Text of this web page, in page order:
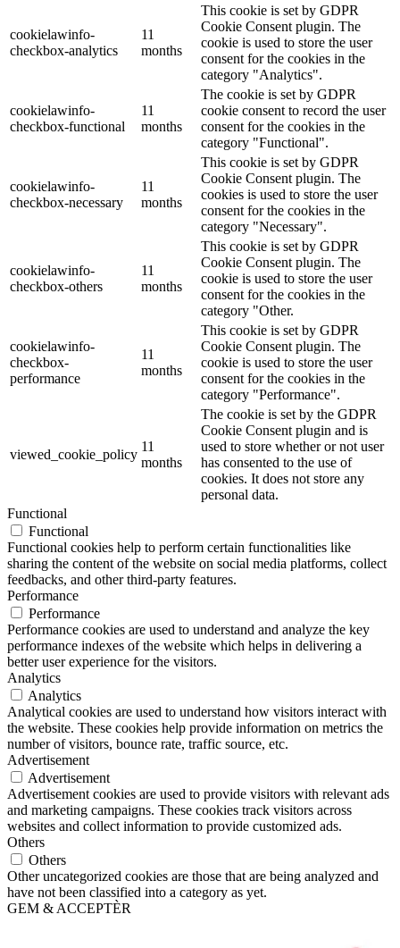
cookielawinfo-
checkbox-analytics
11
months
This cookie is set by GDPR
Cookie Consent plugin. The
cookie is used to store the user
consent for the cookies in the
category "Analytics".
cookielawinfo-
checkbox-functional
11
months
The cookie is set by GDPR
cookie consent to record the user
consent for the cookies in the
category "Functional".
cookielawinfo-
checkbox-necessary
11
months
This cookie is set by GDPR
Cookie Consent plugin. The
cookies is used to store the user
consent for the cookies in the
category "Necessary".
cookielawinfo-
checkbox-others
11
months
This cookie is set by GDPR
Cookie Consent plugin. The
cookie is used to store the user
consent for the cookies in the
category "Other.
cookielawinfo-
checkbox-
performance
11
months
This cookie is set by GDPR
Cookie Consent plugin. The
cookie is used to store the user
consent for the cookies in the
category "Performance".
viewed_cookie_policy
11
months
The cookie is set by the GDPR
Cookie Consent plugin and is
used to store whether or not user
has consented to the use of
cookies. It does not store any
personal data.
Functional
Functional
Functional cookies help to perform certain functionalities like
sharing the content of the website on social media platforms, collect
feedbacks, and other third-party features.
Performance
Performance
Performance cookies are used to understand and analyze the key
performance indexes of the website which helps in delivering a
better user experience for the visitors.
Analytics
Analytics
Analytical cookies are used to understand how visitors interact with
the website. These cookies help provide information on metrics the
number of visitors, bounce rate, traffic source, etc.
Advertisement
Advertisement
Advertisement cookies are used to provide visitors with relevant ads
and marketing campaigns. These cookies track visitors across
websites and collect information to provide customized ads.
Others
Others
Other uncategorized cookies are those that are being analyzed and
have not been classified into a category as yet.
GEM & ACCEPTÈR